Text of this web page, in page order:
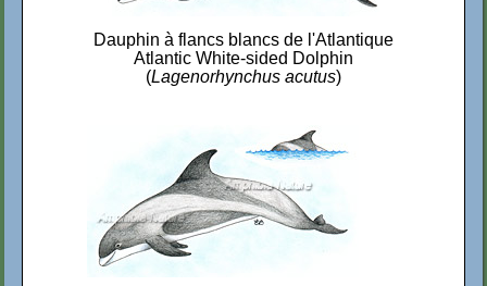
Dauphin à flancs blancs de l'Atlantique
Atlantic White-sided Dolphin
(Lagenorhynchus acutus)